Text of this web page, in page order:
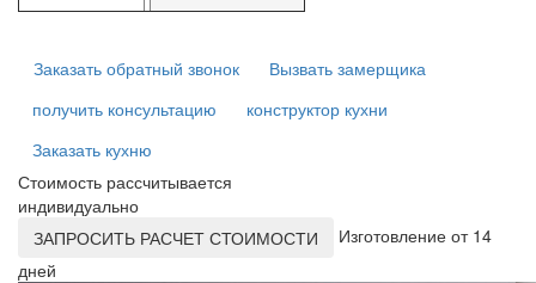
Заказать обратный звонок
Вызвать замерщика
получить консультацию
конструктор кухни
Заказать кухню
Стоимость рассчитывается
индивидуально
ЗАПРОСИТЬ РАСЧЕТ СТОИМОСТИ
Изготовление от 14
дней